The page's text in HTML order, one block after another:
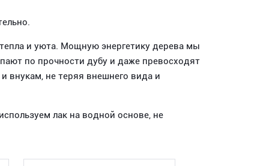
и уюта. Мощную энергетику дерева мы
по прочности дубу и даже превосходят
внукам, не теряя внешнего вида и
лак на водной основе, не